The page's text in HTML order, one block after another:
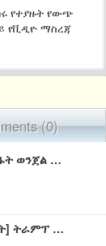
የተያዙት የውጭ
የቪዲዮ ማስረጃ
(0)
የዶ/ር ቴዎድሮስ አድሃኖም የዘር_ማጥፋት ወንጀል የቪዲዮ ማስረጃ እና የክስ ዝርዝር እጃችን ገባ
[የዶናልድ ትራምፕ እና የአልሲሲ ቅሌት] ትራምፕ ግብፅ አባይን ታፈነዳለች ያለበት እና ለግብፅ የወገነበት ጥብቅ ሚስጥር እና የቪዲዮ ማስረጃ